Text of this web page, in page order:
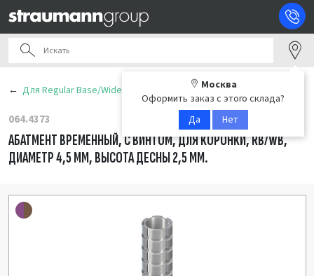
Москва
Оформить заказ с этого склада?
Да
Нет
Для Regular Base/Wide Base (RB/WB)
064.4373
АБАТМЕНТ ВРЕМЕННЫЙ, С ВИНТОМ, ДЛЯ КОРОНКИ, RB/WB,
ДИАМЕТР 4,5 ММ, ВЫСОТА ДЕСНЫ 2,5 ММ.